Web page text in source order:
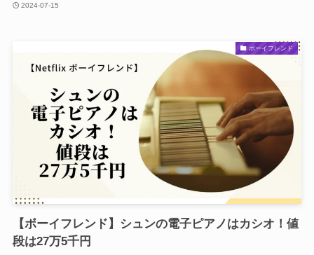
2024-07-15
ボーイフレンド
【ボーイフレンド】シュンの電子ピアノはカシオ！値
段は27万5千円